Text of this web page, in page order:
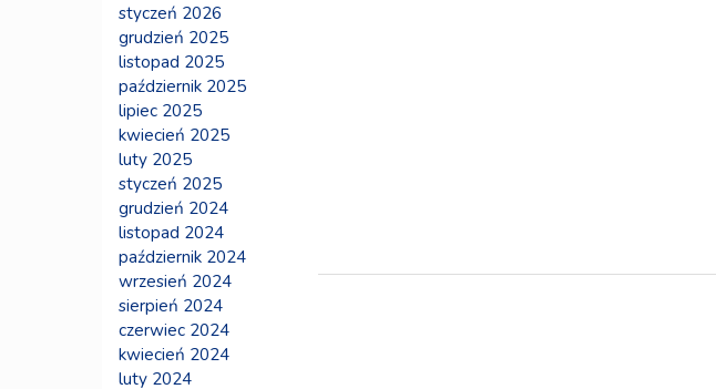
styczeń 2026
grudzień 2025
listopad 2025
październik 2025
lipiec 2025
kwiecień 2025
luty 2025
styczeń 2025
grudzień 2024
listopad 2024
październik 2024
wrzesień 2024
sierpień 2024
czerwiec 2024
kwiecień 2024
luty 2024